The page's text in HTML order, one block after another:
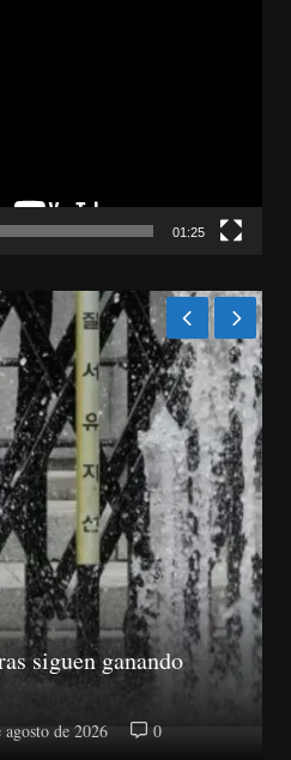
01:25
dijo que el dron se
aeronaves de
agosto de 2026 0